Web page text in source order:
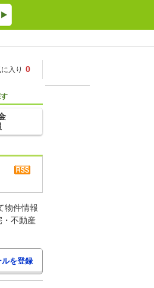
入り 0
物件情報
・不動産